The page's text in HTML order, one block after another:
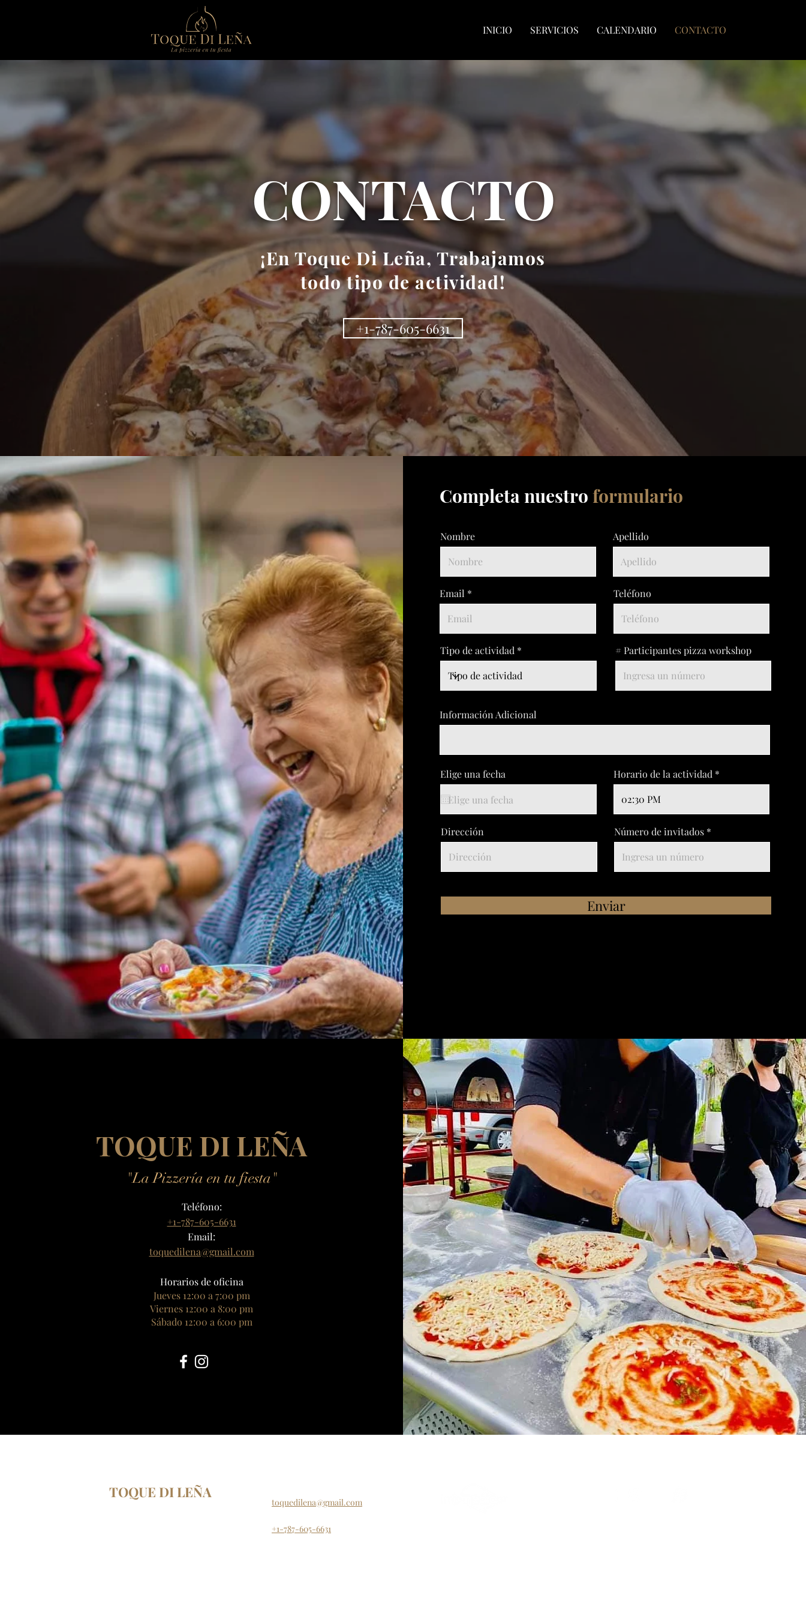
INICIO SERVICIOS CALENDARIO CONTACTO
CONTACTO
¡En Toque Di Leña, Trabajamos
todo tipo de actividad!
+1-787-605-6631
Completa nuestro formulario
Nombre
Email
Tipo de actividad
Apellido
Teléfono
# Participantes pizza workshop
Información Adicional
Elige una fecha
Dirección
Horario de la actividad
Número de invitados
Enviar
TOQUE DI LEÑA
"La Pizzería en tu fiesta"
Teléfono:
+1-787-605-6631
Email:
toquedilena@gmail.com
Horarios de oficina
Jueves 12:00 a 7:00 pm
Viernes 12:00 a 8:00 pm
Sábado 12:00 a 6:00 pm
TOQUE DI LEÑA
toquedilena@gmail.com
+1-787-605-6631